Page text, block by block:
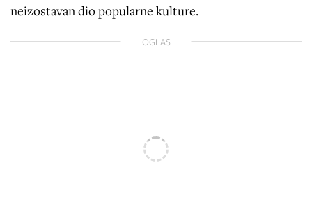
neizostavan dio popularne kulture.
OGLAS